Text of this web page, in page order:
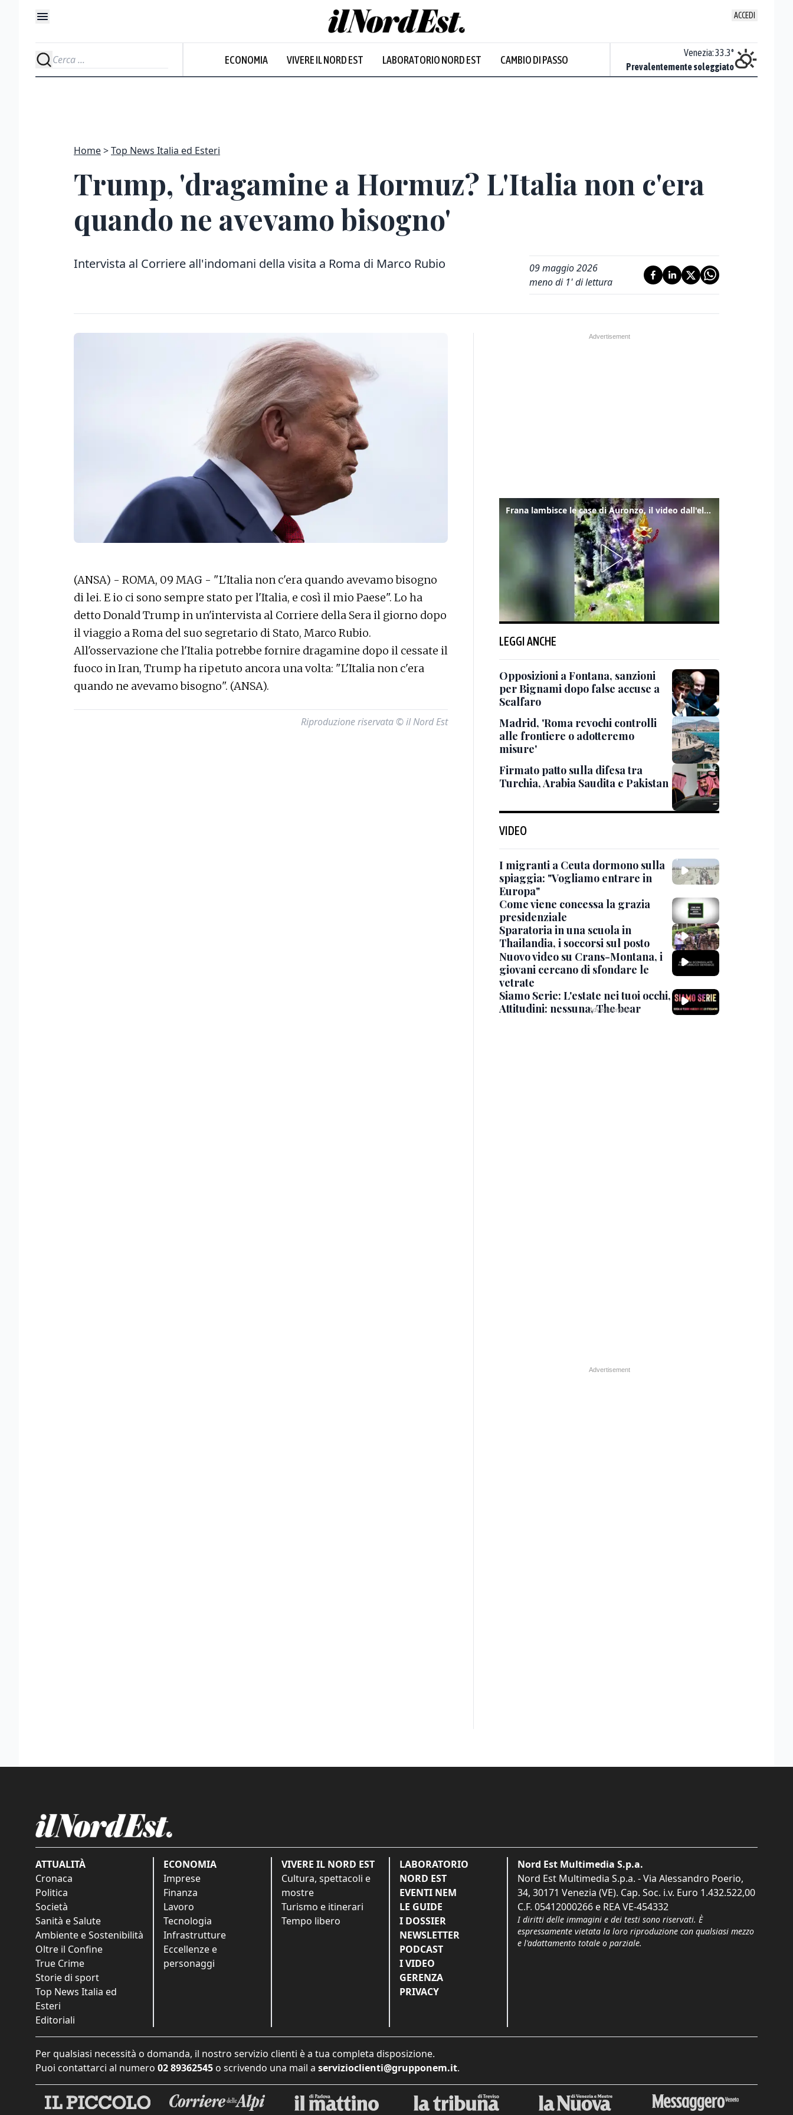
ACCEDI
ECONOMIA VIVERE IL NORD EST LABORATORIO NORD EST CAMBIO DI PASSO
Nuvoloso
Venezia:33.3°
Prevalentemente soleggiato
Home Top News Italia ed Esteri
Trump, 'dragamine a Hormuz? L'Italia non c'era
quando ne avevamo bisogno'
Intervista al Corriere all'indomani della visita a Roma di Marco Rubio
09 maggio 2026
meno di 1' di lettura
(ANSA) - ROMA, 09 MAG - "L'Italia non c'era quando avevamo bisogno
di lei. E io ci sono sempre stato per l'Italia, e così il mio Paese". Lo ha
detto Donald Trump in un'intervista al Corriere della Sera il giorno dopo
il viaggio a Roma del suo segretario di Stato, Marco Rubio.
All'osservazione che l'Italia potrebbe fornire dragamine dopo il cessate il
fuoco in Iran, Trump ha ripetuto ancora una volta: "L'Italia non c'era
quando ne avevamo bisogno". (ANSA).
Riproduzione riservata © il Nord Est
Frana lambisce le case di Auronzo, il video dall'elicottero dei vigili del fuoco
LEGGI ANCHE
Opposizioni a Fontana, sanzioni
per Bignami dopo false accuse a
Scalfaro
Madrid, 'Roma revochi controlli
alle frontiere o adotteremo
misure'
Firmato patto sulla difesa tra
Turchia, Arabia Saudita e Pakistan
VIDEO
I migranti a Ceuta dormono sulla
spiaggia: "Vogliamo entrare in
Europa"
Come viene concessa la grazia
presidenziale
Sparatoria in una scuola in
Thailandia, i soccorsi sul posto
Nuovo video su Crans-Montana, i
giovani cercano di sfondare le
vetrate
Siamo Serie: L'estate nei tuoi occhi,
Attitudini: nessuna, The bear
ATTUALITÀ
Cronaca
Politica
Società
Sanità e Salute
Ambiente e Sostenibilità
Oltre il Confine
True Crime
Storie di sport
Top News Italia ed
Esteri
Editoriali
ECONOMIA
Imprese
Finanza
Lavoro
Tecnologia
Infrastrutture
Eccellenze e
personaggi
VIVERE IL NORD EST
Cultura, spettacoli e
mostre
Turismo e itinerari
Tempo libero
LABORATORIO
NORD EST
EVENTI NEM
LE GUIDE
I DOSSIER
NEWSLETTER
PODCAST
I VIDEO
GERENZA
PRIVACY
Nord Est Multimedia S.p.a.
Nord Est Multimedia S.p.a. - Via Alessandro Poerio,
34, 30171 Venezia (VE). Cap. Soc. i.v. Euro 1.432.522,00
C.F. 05412000266 e REA VE-454332
I diritti delle immagini e dei testi sono riservati. È
espressamente vietata la loro riproduzione con qualsiasi mezzo
e l'adattamento totale o parziale.
Per qualsiasi necessità o domanda, il nostro servizio clienti è a tua completa disposizione.
Puoi contattarci al numero 02 89362545 o scrivendo una mail a servizioclienti@grupponem.it.